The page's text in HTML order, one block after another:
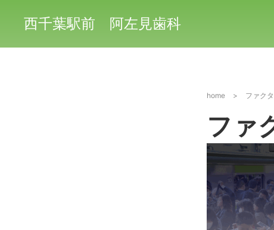
西千葉駅前 阿左見歯科
home > ファク
ファ